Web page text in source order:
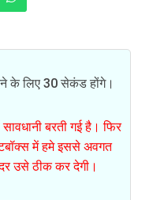
के लिए 30 सेकंड होंगे।
बरती गई है। फिर
में हमे इससे अवगत
उसे ठीक कर देगी।